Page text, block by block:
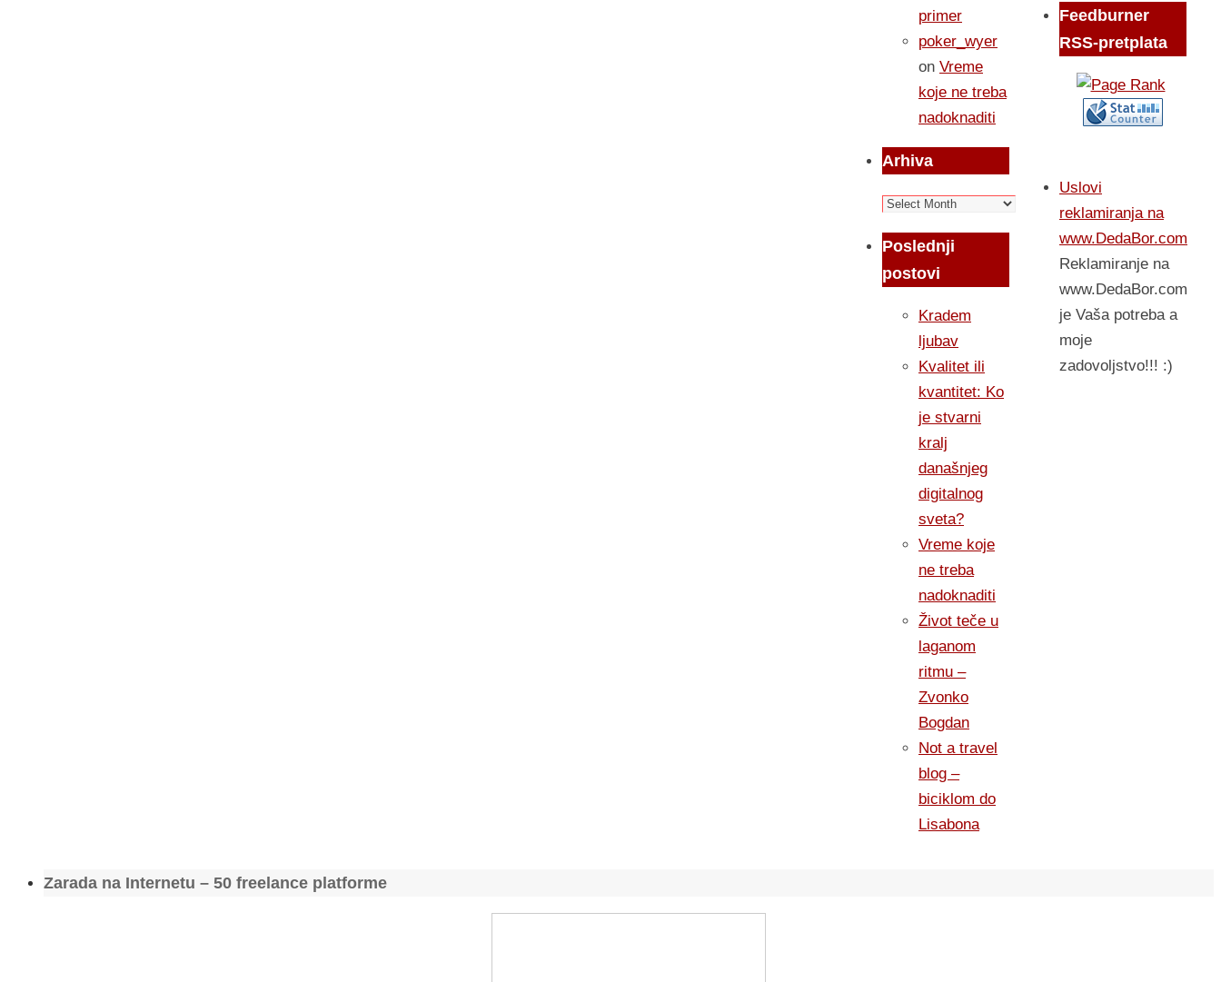
primer
poker_wyer
on Vreme
koje ne treba
nadoknaditi
Arhiva
Arhiva
Poslednji
postovi
Kradem
ljubav
Kvalitet ili
kvantitet: Ko
je stvarni
kralj
današnjeg
digitalnog
sveta?
Vreme koje
ne treba
nadoknaditi
Život teče u
laganom
ritmu –
Zvonko
Bogdan
Not a travel
blog –
biciklom do
Lisabona
Feedburner
RSS-pretplata
Uslovi
reklamiranja na
www.DedaBor.com
Reklamiranje na
www.DedaBor.com
je Vaša potreba a
moje
zadovoljstvo!!! :)
Zarada na Internetu – 50 freelance platforme